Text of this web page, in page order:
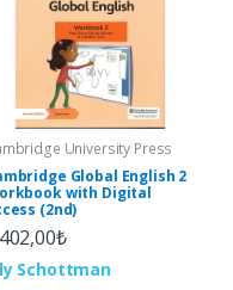
University Press
Global English 2
with Digital
(2nd)
Schottman